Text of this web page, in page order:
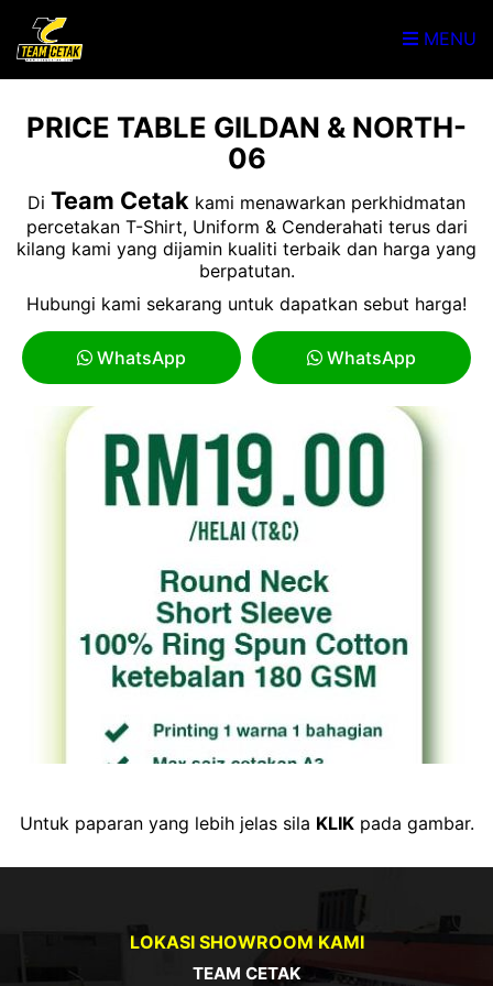
MENU
PRICE TABLE GILDAN & NORTH-
06
Di Team Cetak kami menawarkan perkhidmatan
percetakan T-Shirt, Uniform & Cenderahati terus dari
kilang kami yang dijamin kualiti terbaik dan harga yang
berpatutan.
Hubungi kami sekarang untuk dapatkan sebut harga!
WhatsApp WhatsApp
Untuk paparan yang lebih jelas sila KLIKpada gambar.
LOKASI SHOWROOM KAMI
TEAM CETAK